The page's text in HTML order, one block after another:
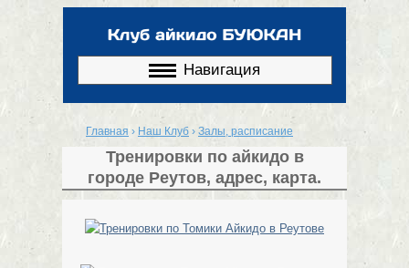
основному
Навигация
Вы здесь
Главная › Наш Клуб › Залы, расписание
Тренировки по айкидо в
городе Реутов, адрес, карта.